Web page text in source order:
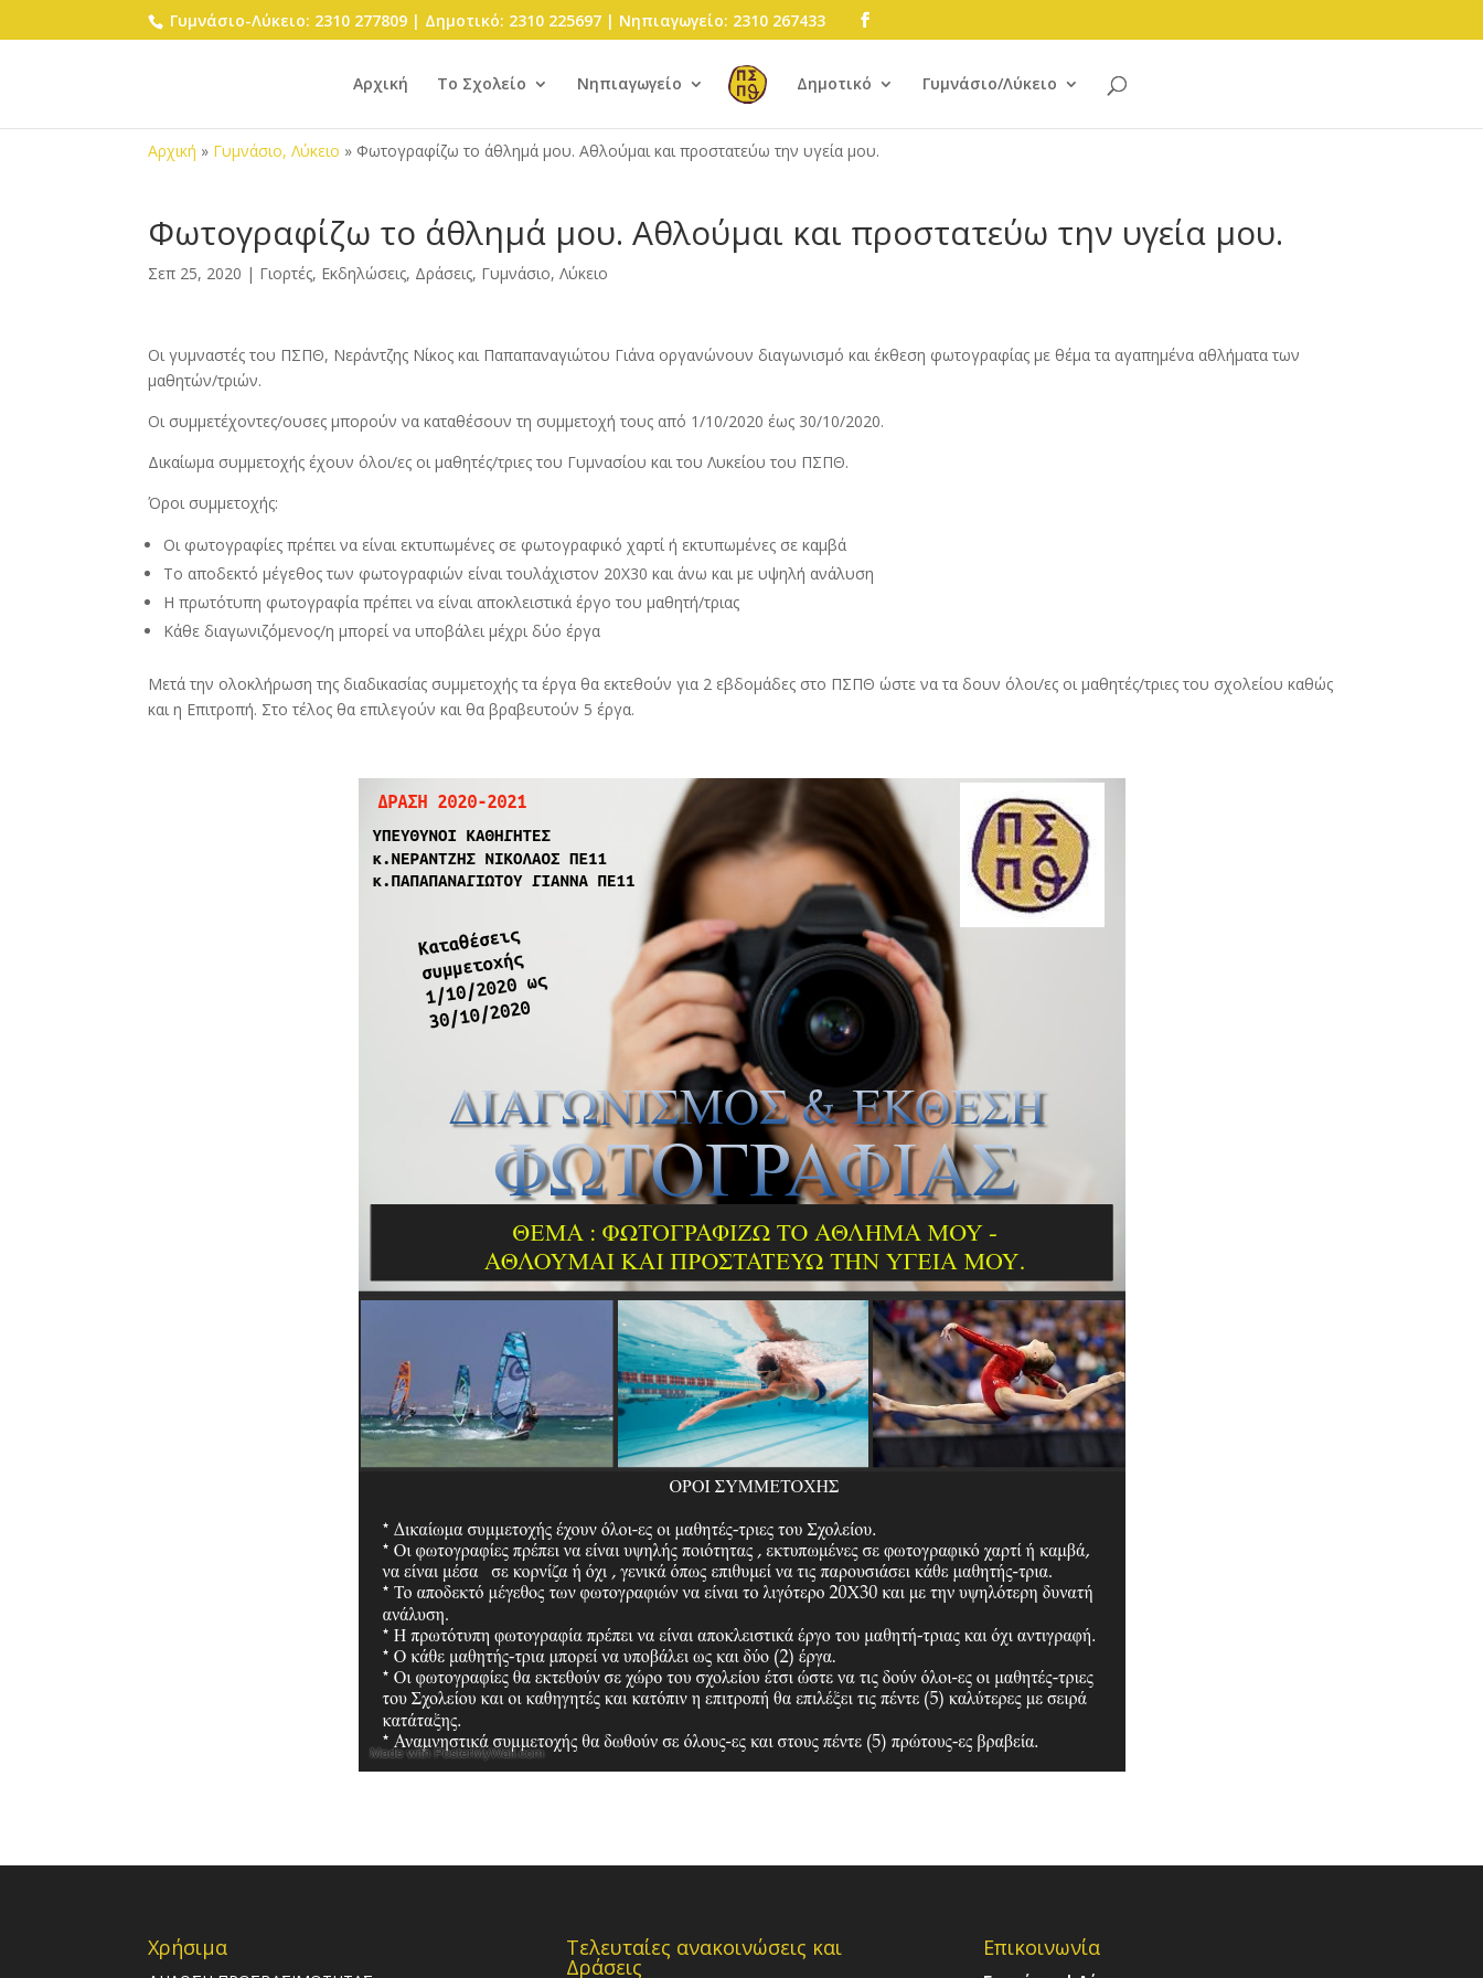
Γυμνάσιο-Λύκειο: 2310 277809 | Δημοτικό: 2310 225697 | Νηπιαγωγείο: 2310 267433
Αρχική Το Σχολείο Νηπιαγωγείο Δημοτικό Γυμνάσιο/Λύκειο
Αρχική » Γυμνάσιο, Λύκειο » Φωτογραφίζω το άθλημά μου. Αθλούμαι και προστατεύω την υγεία μου.
Φωτογραφίζω το άθλημά μου. Αθλούμαι και προστατεύω την υγεία μου.
Σεπ 25, 2020 | Γιορτές, Εκδηλώσεις, Δράσεις, Γυμνάσιο, Λύκειο
Οι γυμναστές του ΠΣΠΘ, Νεράντζης Νίκος και Παπαπαναγιώτου Γιάνα οργανώνουν διαγωνισμό και έκθεση φωτογραφίας με θέμα τα αγαπημένα αθλήματα των
μαθητών/τριών.
Οι συμμετέχοντες/ουσες μπορούν να καταθέσουν τη συμμετοχή τους από 1/10/2020 έως 30/10/2020.
Δικαίωμα συμμετοχής έχουν όλοι/ες οι μαθητές/τριες του Γυμνασίου και του Λυκείου του ΠΣΠΘ.
Όροι συμμετοχής:
Οι φωτογραφίες πρέπει να είναι εκτυπωμένες σε φωτογραφικό χαρτί ή εκτυπωμένες σε καμβά
Το αποδεκτό μέγεθος των φωτογραφιών είναι τουλάχιστον 20Χ30 και άνω και με υψηλή ανάλυση
Η πρωτότυπη φωτογραφία πρέπει να είναι αποκλειστικά έργο του μαθητή/τριας
Κάθε διαγωνιζόμενος/η μπορεί να υποβάλει μέχρι δύο έργα
Μετά την ολοκλήρωση της διαδικασίας συμμετοχής τα έργα θα εκτεθούν για 2 εβδομάδες στο ΠΣΠΘ ώστε να τα δουν όλοι/ες οι μαθητές/τριες του σχολείου καθώς
και η Επιτροπή. Στο τέλος θα επιλεγούν και θα βραβευτούν 5 έργα.
Χρήσιμα Τελευταίες ανακοινώσεις και
Δράσεις
Επικοινωνία